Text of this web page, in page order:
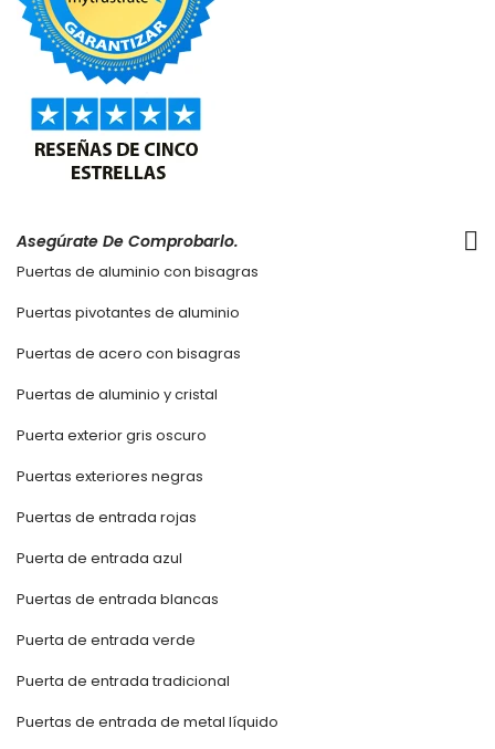
Asegúrate De Comprobarlo.
Puertas de aluminio con bisagras
Puertas pivotantes de aluminio
Puertas de acero con bisagras
Puertas de aluminio y cristal
Puerta exterior gris oscuro
Puertas exteriores negras
Puertas de entrada rojas
Puerta de entrada azul
Puertas de entrada blancas
Puerta de entrada verde
Puerta de entrada tradicional
Puertas de entrada de metal líquido